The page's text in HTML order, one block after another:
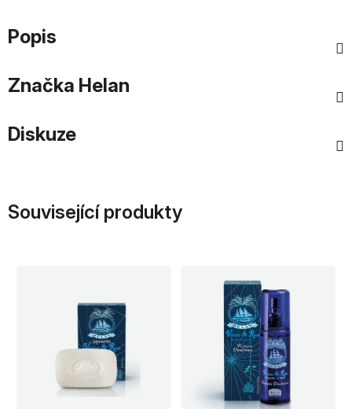
Popis
Značka Helan
Diskuze
Související produkty